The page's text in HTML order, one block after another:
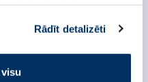
sīkdatņu
savu izvēli:
Rādīt detalizēti
mežā, pļavā vai